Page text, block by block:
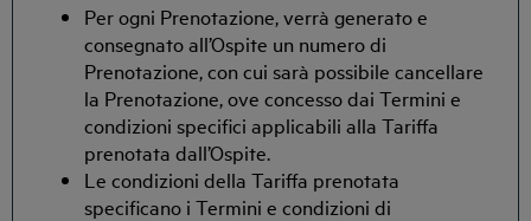
Per ogni Prenotazione, verrà generato e
consegnato all’Ospite un numero di
Prenotazione, con cui sarà possibile cancellare
la Prenotazione, ove concesso dai Termini e
condizioni specifici applicabili alla Tariffa
prenotata dall’Ospite.
Le condizioni della Tariffa prenotata
specificano i Termini e condizioni di